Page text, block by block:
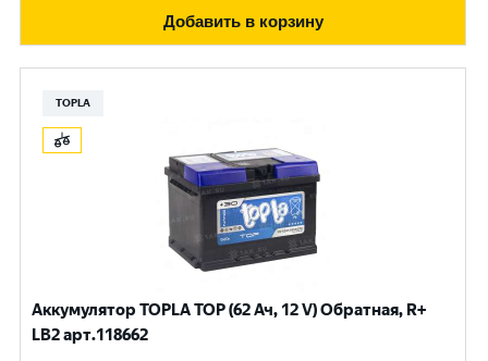
Добавить в корзину
TOPLA
Аккумулятор TOPLA TOP (62 Ач, 12 V) Обратная, R+
LB2 арт.118662